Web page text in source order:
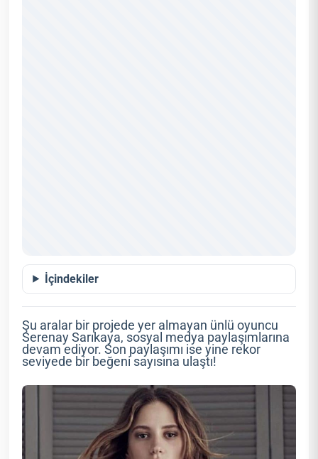
İçindekiler
Şu aralar bir projede yer almayan ünlü oyuncu
Serenay Sarıkaya, sosyal medya paylaşımlarına
devam ediyor. Son paylaşımı ise yine rekor
seviyede bir beğeni sayısına ulaştı!